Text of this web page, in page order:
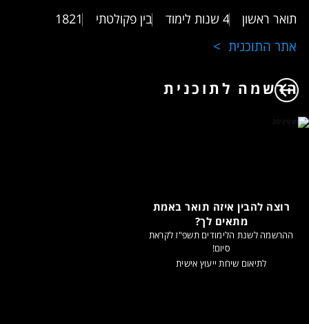
תואר ראשון 4 שנות לימוד בין פקולטתי 1821
אתר התוכנית
הרשמה לתוכנית
רוצה להבין איזה תואר באמת
מתאים לך?
ההרשמה לשנת הלימודים תשפ"ז לקראת
סיום!
לתיאום שיחת ייעוץ אישית